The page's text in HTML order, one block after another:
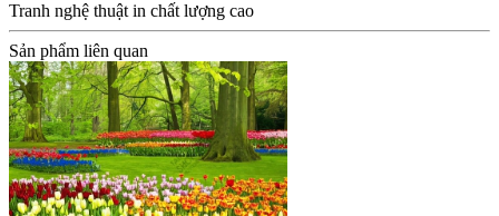
Tranh nghệ thuật in chất lượng cao
Sản phẩm liên quan